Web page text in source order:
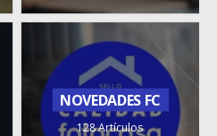
NOVEDADES FC
128 Artículos